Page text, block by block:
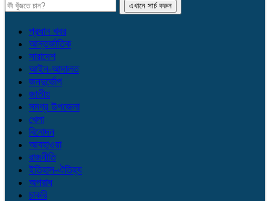
প্রধান খবর
আন্তর্জাতিক
সারাদেশ
আইন-আদালত
জনদুর্ভোগ
জাতীয়
সমগ্র উপজেলা
খেলা
বিনোদন
আবহাওয়া
রাজনীতি
ইতিহাস-ঐতিহ্য
অপরাধ
চাকরি